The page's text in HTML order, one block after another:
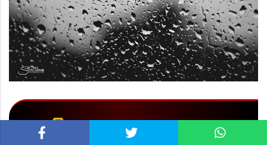
ZONA PREMIUM
RELACIONADOS